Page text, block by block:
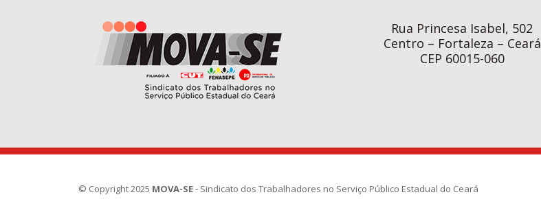
Rua Princesa Isabel, 502
Centro – Fortaleza – Ceará
CEP 60015-060
© Copyright 2025 MOVA-SE- Sindicato dos Trabalhadores no Serviço Público Estadual do Ceará